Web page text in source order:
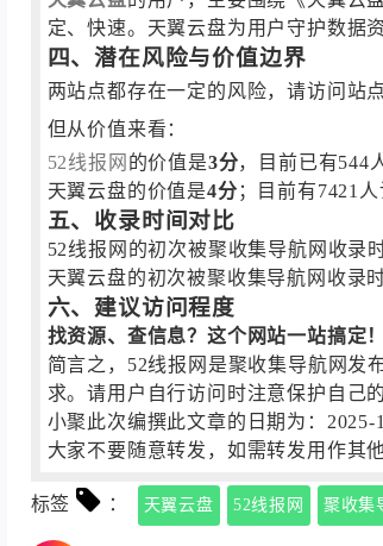
定、快速。天翼云盘为用户守护数据
四、潜在风险与价值边界
两站点都存在一定的风险，请访问站
但从价值来看：
52线报网 的价值是3分，目前已有544
天翼云盘的价值是4分 ；目前有7421
五、收录时间对比
52线报网的初次被聚收集导航网收录
天翼云盘的初次被聚收集导航网收录时
六、建议访问程度
找资源、查信息？这个网站一站搞定！
简言之，52线报网是聚收集导航网发
求。请用户自行访问时注意保护自己
小聚此次编撰此文章的日期为：
大家不要随意转发，如需转发用作其
标签 ： 天翼云盘 52线报网 聚收集